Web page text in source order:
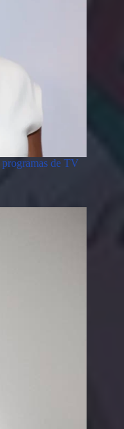
de TV